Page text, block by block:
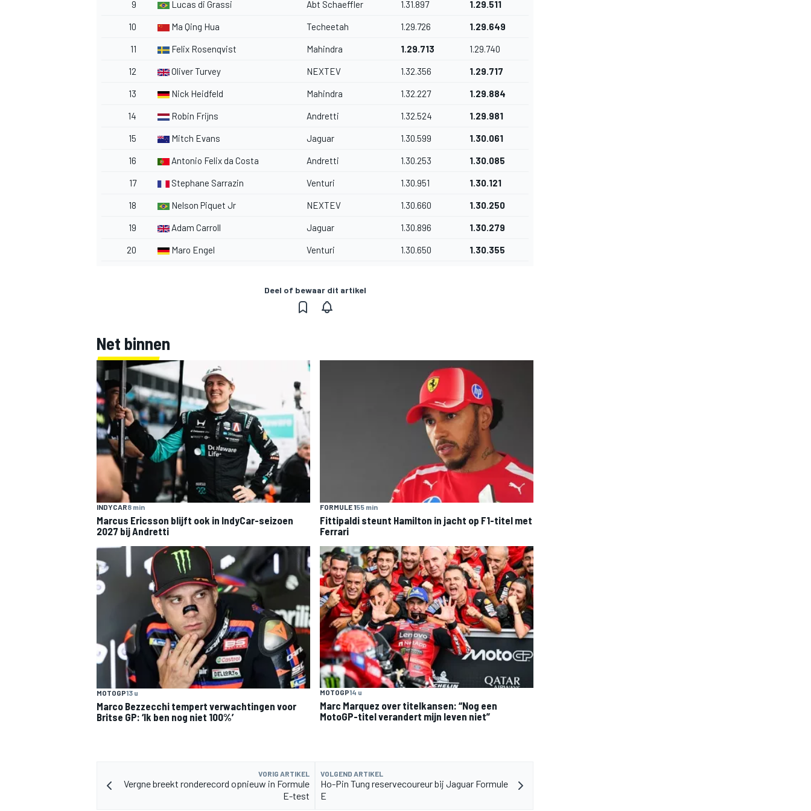
MEER RACEKLASSEN
9 Lucas di Grassi Abt Schaeffler 1.31.897 1.29.511
10 Ma Qing Hua Techeetah 1.29.726 1.29.649
11 Felix Rosenqvist Mahindra 1.29.713 1.29.740
12 Oliver Turvey NEXTEV 1.32.356 1.29.717
13 Nick Heidfeld Mahindra 1.32.227 1.29.884
14 Robin Frijns Andretti 1.32.524 1.29.981
15 Mitch Evans Jaguar 1.30.599 1.30.061
16 Antonio Felix da Costa Andretti 1.30.253 1.30.085
17 Stephane Sarrazin Venturi 1.30.951 1.30.121
18 Nelson Piquet Jr NEXTEV 1.30.660 1.30.250
19 Adam Carroll Jaguar 1.30.896 1.30.279
20 Maro Engel Venturi 1.30.650 1.30.355
Deel of bewaar dit artikel
Net binnen
INDYCAR8 min
Marcus Ericsson blijft ook in IndyCar-seizoen
2027 bij Andretti
FORMULE 155 min
Fittipaldi steunt Hamilton in jacht op F1-titel met
Ferrari
MOTOGP13 u
Marco Bezzecchi tempert verwachtingen voor
Britse GP: ‘Ik ben nog niet 100%’
MOTOGP14 u
Marc Marquez over titelkansen: “Nog een
MotoGP-titel verandert mijn leven niet”
VORIG ARTIKEL
Vergne breekt ronderecord opnieuw in Formule
E-test
VOLGEND ARTIKEL
Ho-Pin Tung reservecoureur bij Jaguar Formule
E